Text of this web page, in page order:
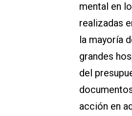
mental en
realizadas
la mayoría
grandes
del
acción en